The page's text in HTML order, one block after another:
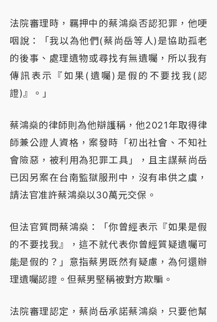
法院審理時，羈押中的蔡鴻燊否認犯罪，他哽
咽說：「我以為他們(蔡尚岳等人)是協助孤老
的後事、處理遺物或尋找有無遺囑，所以我有
傳訊表示『如果(遺囑)是假的不要找我(認
證)』。」
蔡鴻燊的律師則為他辯護稱，他2021年取得律
師兼公證人資格，案發時「初出社會、不知社
會險惡，被利用為犯罪工具」，且主謀蔡尚岳
已因另案在台南監獄服刑中，沒有串供之虞，
請法官准許蔡鴻燊以30萬元交保。
但法官質問蔡鴻燊：「你曾經表示『如果是假
的不要找我』，這不就代表你曾經質疑遺囑可
能是假的？」意指蔡男既然有疑慮，為何還辦
理遺囑認證。但蔡男堅稱被對方欺騙。
法院審理認定，蔡尚岳承諾蔡鴻燊，只要他幫